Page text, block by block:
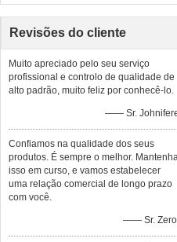
Revisões do cliente
Muito apreciado pelo seu serviço
profissional e controlo de qualidade de
alto padrão, muito feliz por conhecê-lo.
—— Sr.
Confiamos na qualidade dos seus
produtos. É sempre o melhor.
isso em curso, e vamos estabelecer
uma relação comercial de longo prazo
com você.
—— Sr.